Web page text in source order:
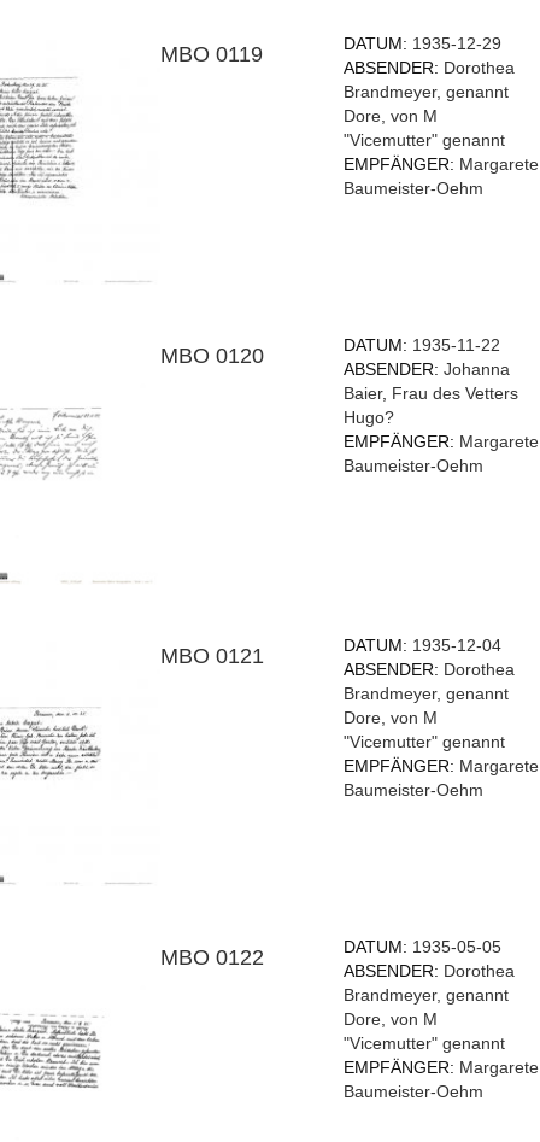
MBO 0119 DATUM: 1935-12-29
ABSENDER: Dorothea
Brandmeyer, genannt
Dore, von M
"Vicemutter" genannt
EMPFÄNGER: Margarete
Baumeister-Oehm
MBO 0120 DATUM: 1935-11-22
ABSENDER:Johanna
Baier, Frau des Vetters
Hugo?
EMPFÄNGER: Margarete
Baumeister-Oehm
MBO 0121 DATUM: 1935-12-04
ABSENDER: Dorothea
Brandmeyer, genannt
Dore, von M
"Vicemutter" genannt
EMPFÄNGER: Margarete
Baumeister-Oehm
MBO 0122 DATUM: 1935-05-05
ABSENDER: Dorothea
Brandmeyer, genannt
Dore, von M
"Vicemutter" genannt
EMPFÄNGER: Margarete
Baumeister-Oehm